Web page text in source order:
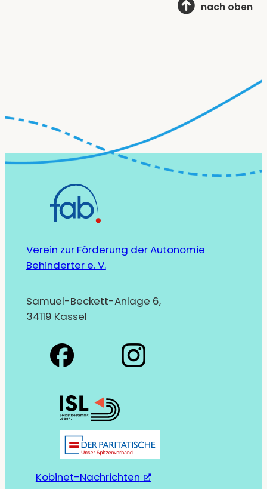
nach oben
Verein zur Förderung der Autonomie
Behinderter e. V.
Samuel-Beckett-Anlage 6,
34119 Kassel
Kobinet-Nachrichten